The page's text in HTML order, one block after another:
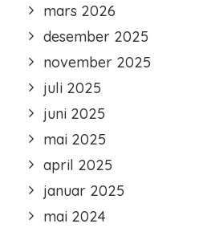
mars 2026
desember 2025
november 2025
juli 2025
juni 2025
mai 2025
april 2025
januar 2025
mai 2024